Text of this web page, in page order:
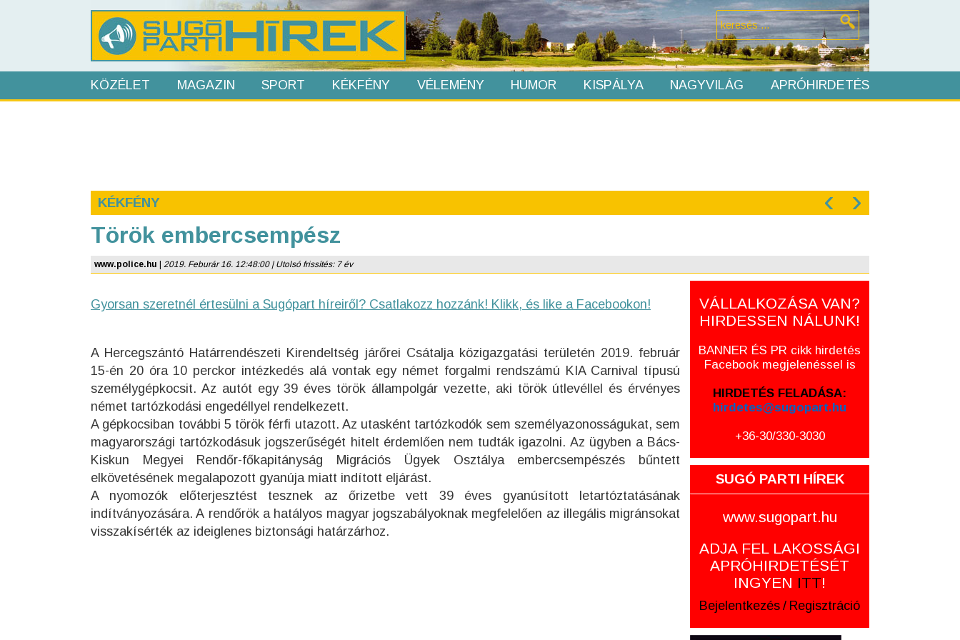
KÖZÉLET MAGAZIN SPORT KÉKFÉNY VÉLEMÉNY HUMOR KISPÁLYA NAGYVILÁG APRÓHIRDETÉS
KÉKFÉNY ‹ ›
Török embercsempész
www.police.hu 2019. Feburár 16. 12:48:00 | Utolsó frissítés: 7 év
Gyorsan szeretnél értesülni a Sugópart híreiről? Csatlakozz hozzánk! Klikk, és like a Facebookon!
A Hercegszántó Határrendészeti Kirendeltség járőrei Csátalja közigazgatási területén 2019. február
15-én 20 óra 10 perckor intézkedés alá vontak egy német forgalmi rendszámú KIA Carnival típusú
személygépkocsit. Az autót egy 39 éves török állampolgár vezette, aki török útlevéllel és érvényes
német tartózkodási engedéllyel rendelkezett.
A gépkocsiban további 5 török férfi utazott. Az utasként tartózkodók sem személyazonosságukat, sem
magyarországi tartózkodásuk jogszerűségét hitelt érdemlően nem tudták igazolni. Az ügyben a Bács-
Kiskun Megyei Rendőr-főkapitányság Migrációs Ügyek Osztálya embercsempészés bűntett
elkövetésének megalapozott gyanúja miatt indított eljárást.
A nyomozók előterjesztést tesznek az őrizetbe vett 39 éves gyanúsított letartóztatásának
indítványozására. A rendőrök a hatályos magyar jogszabályoknak megfelelően az illegális migránsokat
visszakísérték az ideiglenes biztonsági határzárhoz.
VÁLLALKOZÁSA VAN?
HIRDESSEN NÁLUNK!
BANNER ÉS PR cikk hirdetés
Facebook megjelenéssel is
HIRDETÉS FELADÁSA:
hirdetes@sugopart.hu
+36-30/330-3030
SUGÓ PARTI HÍREK
www.sugopart.hu
ADJA FEL LAKOSSÁGI
APRÓHIRDETÉSÉT
INGYEN ITT!
Bejelentkezés / Regisztráció